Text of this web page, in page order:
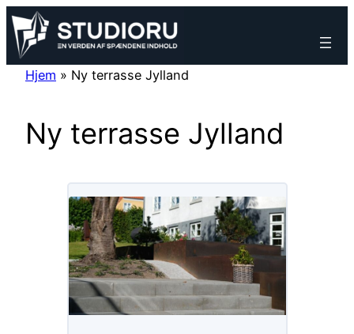
Spring
til
indhold
Hjem » Ny terrasse Jylland
Ny terrasse Jylland